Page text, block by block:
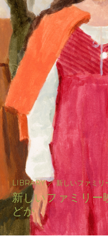
LIBRARY／新しいファミリ
新しいファミリ
どか